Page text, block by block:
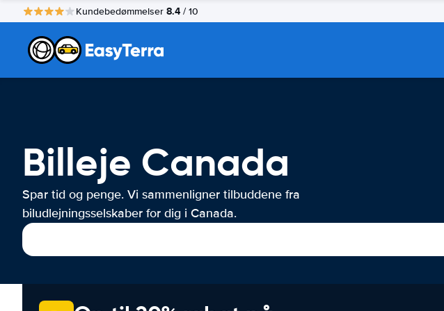
Kundebedømmelser 8.4 / 10
Billeje Canada
Spar tid og penge. Vi sammenligner tilbuddene fra
biludlejningsselskaber for dig i Canada.